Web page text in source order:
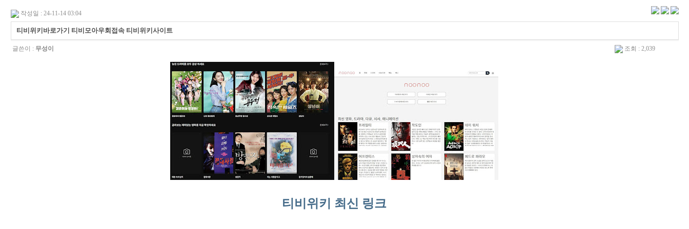
작성일 : 24-11-14 03:04
티비위키바로가기 티비모아우회접속 티비위키사이트
글쓴이 : 무성이 조회 : 2,039
티비위키 최신 링크